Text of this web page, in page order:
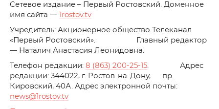
Cетевое издание – Первый Ростовский. Доменное
имя сайта —
1rostov.tv
Учредитель: Акционерное общество Телеканал
«Первый Ростовский». Главный редактор
— Наталич Анастасия Леонидовна.
Телефон редакции: 8 (863) 200-25-15 . Адрес
редакции: 344022, г. Ростов-на-Дону, пр.
Кировский, 40А. Адрес электронной почты:
news@1rostov.tv